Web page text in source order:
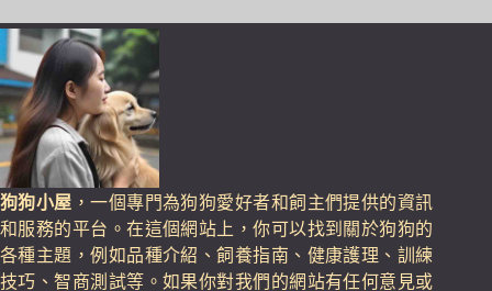
狗狗小屋 ，一個專門為狗狗愛好者和飼主們提供的資訊
和服務的平台。在這個網站上，你可以找到關於狗狗的
各種主題，例如品種介紹、飼養指南、健康護理、訓練
技巧、智商測試等。如果你對我們的網站有任何意見或